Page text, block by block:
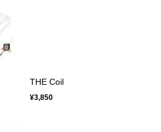
THE Coil
¥3,850